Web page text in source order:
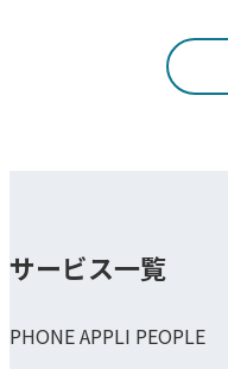
サービス一覧
PHONE APPLI PEOPLE